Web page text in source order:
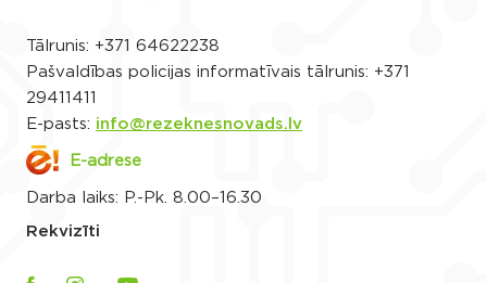
Tālrunis: +371 64622238
Pašvaldības policijas informatīvais tālrunis: +371
29411411
E-pasts: info@rezeknesnovads.lv
E-adrese
Darba laiks: P.-Pk. 8.00–16.30
Rekvizīti